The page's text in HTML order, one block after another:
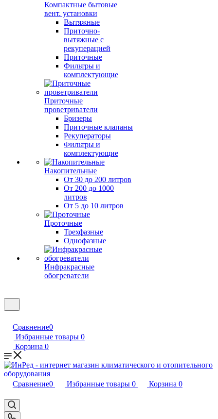
Компактные бытовые
вент. установки
Вытяжные
Приточно-
вытяжные с
рекуперацией
Приточные
Фильтры и
комплектующие
Приточные
проветриватели
Бризеры
Приточные клапаны
Рекуператоры
Фильтры и
комплектующие
Накопительные
От 30 до 200 литров
От 200 до 1000
литров
От 5 до 10 литров
Проточные
Трехфазные
Однофазные
Инфракрасные
обогреватели
Сравнение0
Избранные товары 0
Корзина 0
Сравнение0 Избранные товары 0 Корзина 0